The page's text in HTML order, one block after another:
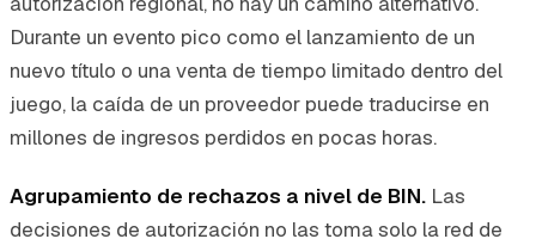
Durante un evento pico como el lanzamiento de un
nuevo título o una venta de tiempo limitado dentro del
juego, la caída de un proveedor puede traducirse en
millones de ingresos perdidos en pocas horas.
Agrupamiento de rechazos a nivel de BIN. Las
decisiones de autorización no las toma solo la red de